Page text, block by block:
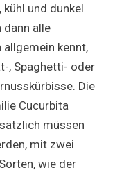
und dunkel
dann alle
kennt,
, Spaghetti- oder
Die
Cucurbita
müssen
mit zwei
wie der